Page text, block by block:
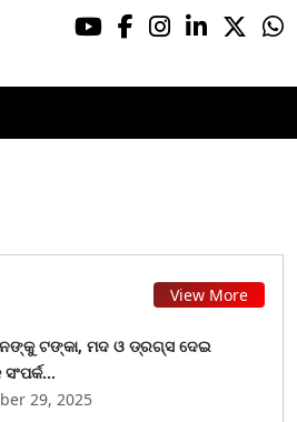
View More
ଟଙ୍କା, ମଦ ଓ ଡ୍ରଗ୍ସ ଦେଇ
29, 2025